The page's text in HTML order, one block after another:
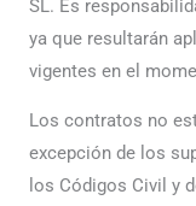
SL. Es
ya que resultarán
vigentes en el
Los contratos no
excepción de los
los Códigos Civil y